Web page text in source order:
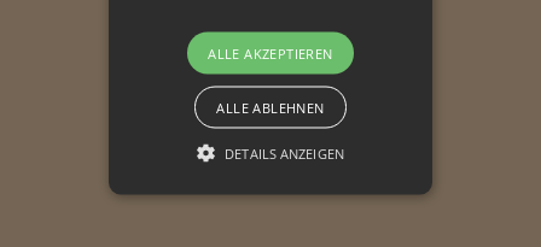
ALLE AKZEPTIEREN
ALLE ABLEHNEN
DETAILS ANZEIGEN